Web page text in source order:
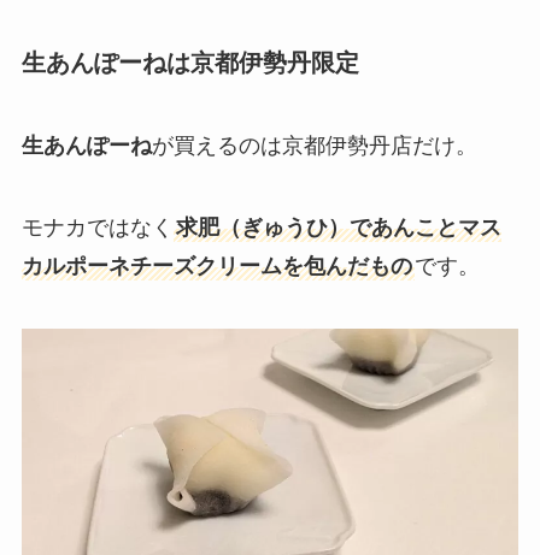
生あんぽーねは京都伊勢丹限定
生あんぽーねが買えるのは京都伊勢丹店だけ。
モナカではなく 求肥（ぎゅうひ）であんことマス
カルポーネチーズクリームを包んだものです。